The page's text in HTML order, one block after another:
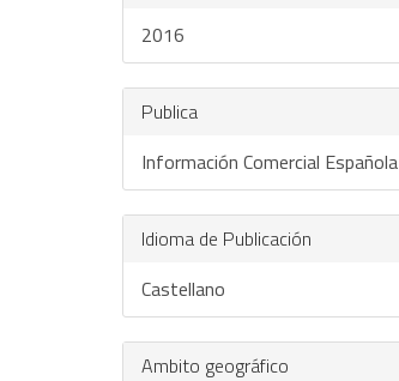
2016
Publica
Información Comercial Española
Idioma de Publicación
Castellano
Ambito geográfico